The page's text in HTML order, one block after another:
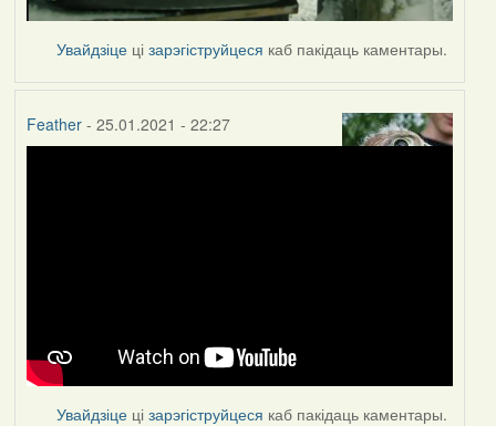
Увайдзіце цізарэгіструйцеся каб пакідаць каментары.
Feather- 25.01.2021 - 22:27
Увайдзіце цізарэгіструйцеся каб пакідаць каментары.